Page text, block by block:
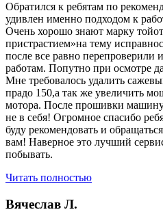
Обратился к ребятам по
удивлен именно подходом к
Очень хорошо знают марку
пристрастием»на тему
после все равно перепроверили
работам. Попутно при осмотре
Мне требовалось удалить
прадо 150,а так же увеличить
мотора. После прошивки
не в себя! Огромное спасибо
буду рекомендовать и
вам! Наверное это лучший
побывать.
Читать полностью
Вячеслав Л.